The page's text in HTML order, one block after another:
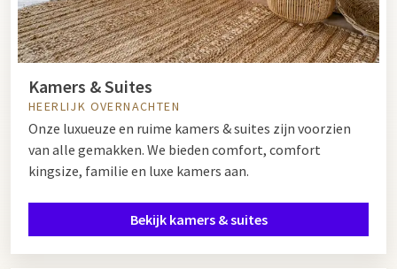
Kamers & Suites
HEERLIJK OVERNACHTEN
Onze luxueuze en ruime kamers & suites zijn voorzien
van alle gemakken. We bieden comfort, comfort
kingsize, familie en luxe kamers aan.
Bekijk kamers & suites